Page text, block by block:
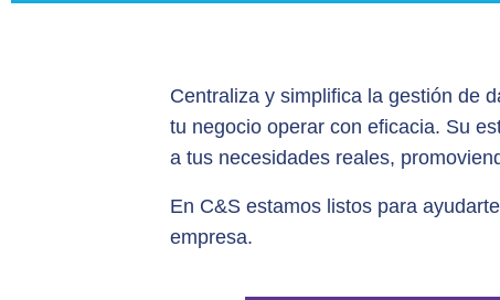
Centraliza y simplifica la gestión de
tu negocio operar con eficacia. Su
a tus necesidades reales,
En C&S estamos listos para
empresa.